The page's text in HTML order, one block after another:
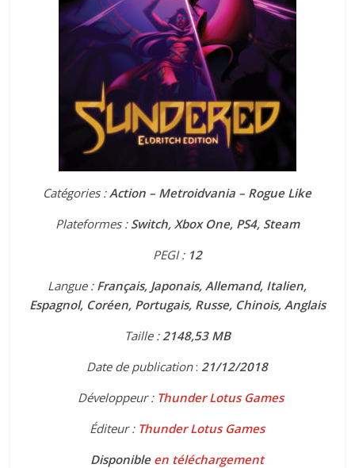
Catégories : Action – Metroidvania – Rogue Like
Plateformes : Switch, Xbox One, PS4, Steam
PEGI : 12
Langue : Français, Japonais, Allemand, Italien,
Espagnol, Coréen, Portugais, Russe, Chinois, Anglais
Taille : 2148,53MB
Date de publication: 21/12/2018
Développeur : Thunder Lotus Games
Éditeur : Thunder Lotus Games
Disponible en téléchargement